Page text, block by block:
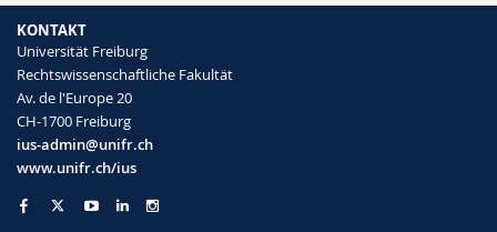
KONTAKT
Universität Freiburg
Rechtswissenschaftliche Fakultät
Av. de l'Europe 20
CH-1700 Freiburg
ius-admin@unifr.ch
www.unifr.ch/ius